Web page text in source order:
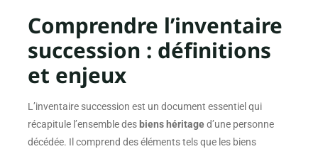
Comprendre l’inventaire
succession : définitions
et enjeux
L’inventaire succession est un document essentiel qui
récapitule l’ensemble des biens héritaged’une personne
décédée. Il comprend des éléments tels que les biens